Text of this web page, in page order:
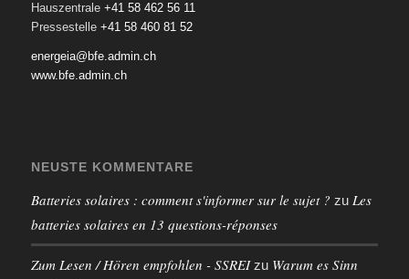
Hauszentrale +41 58 462 56 11
Pressestelle +41 58 460 81 52
energeia@bfe.admin.ch
www.bfe.admin.ch
NEUSTE KOMMENTARE
Batteries solaires : comment s'informer sur le sujet ? zu Les
batteries solaires en 13 questions-réponses
Zum Lesen / Hören empfohlen - SSREIzu Warum es Sinn